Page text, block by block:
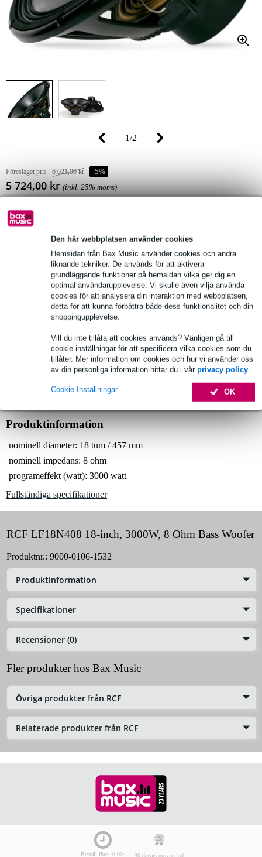
Den här webbplatsen använder cookies
Hemsidan från Bax Music använder cookies och andra
liknande tekniker. De används för att aktivera
grundläggande funktioner på hemsidan vilka ger dig en
optimal användarupplevelse. Vi skulle även vilja använda
cookies för att analysera din interaktion med webbplatsen,
detta för att kunna förbättra både dess funktionalitet och din
shoppingupplevelse.
Vill du inte tillåta att cookies används? Vänligen gå till
cookie inställningar för att specificera vilka cookies som du
tillåter. Mer information om cookies och hur vi använder oss
av din personliga information hittar du i vår privacy policy.
OK
Cookie Inställningar
1/2
Föreslaget pris 6 021,00 kr -5%
5 724,00 kr (inkl. 25% moms)
Lagerstatus
lägg till i varukorg
fri leverans
Över 48 000 artiklar i lager
Välj 2 års extra garanti med fler andra exklusiva
286,20 kr engångsbetalning
Produktinformation
nominell diameter: 18 tum / 457 mm
nominell impedans: 8 ohm
programeffekt (watt): 3000 watt
Fullständiga specifikationer
RCF LF18N408 18-inch, 3000W, 8 Ohm Bass Woofer
Produktnr.: 9000-0106-1532
Produktinformation
Specifikationer
Recensioner (0)
Fler produkter hos Bax Music
Övriga produkter från RCF
Relaterade produkter från RCF
Beställ före 16:00: 30 dagars provperiod